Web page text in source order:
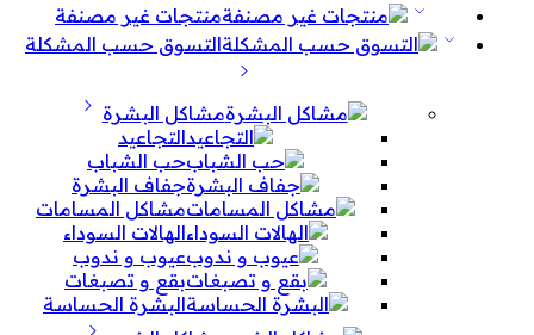
منتجات غير مصنفة
التسوق حسب المشكلة
مشاكل البشرة
التجاعيد
حب الشباب
جفاف البشرة
مشاكل المسامات
الهالات السوداء
عيوب و ندوب
بقع و تصبغات
البشرة الحساسة